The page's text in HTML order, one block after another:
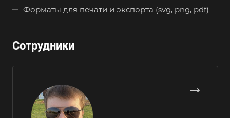
Форматы для печати и экспорта (svg, png, pdf)
Сотрудники